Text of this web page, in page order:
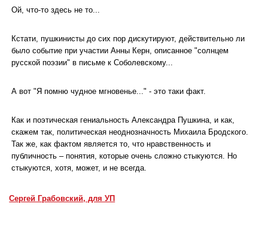
Ой, что-то здесь не то...
Кстати, пушкинисты до сих пор дискутируют, действительно ли
было событие при участии Анны Керн, описанное "солнцем
русской поэзии" в письме к Соболевскому...
А вот "Я помню чудное мгновенье..." - это таки факт.
Как и поэтическая гениальность Александра Пушкина, и как,
скажем так, политическая неоднозначность Михаила Бродского.
Так же, как фактом является то, что нравственность и
публичность – понятия, которые очень сложно стыкуются. Но
стыкуются, хотя, может, и не всегда.
Сергей Грабовский, для УП